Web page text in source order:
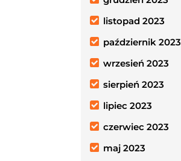
listopad 2023
październik 2023
wrzesień 2023
sierpień 2023
lipiec 2023
czerwiec 2023
maj 2023